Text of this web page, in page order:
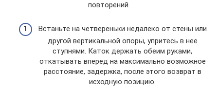
повторений.
Встаньте на четвереньки недалеко от стены или
другой вертикальной опоры, упритесь в нее
ступнями. Каток держать обеим руками,
откатывать вперед на максимально возможное
расстояние, задержка, после этого возврат в
исходную позицию.